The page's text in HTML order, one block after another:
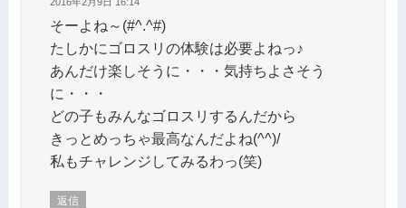
そーよね～(#^.^#)
たしかにゴロスリの体験は必要よねっ♪
あんだけ楽しそうに・・・気持ちよさそう
に・・・
どの子もみんなゴロスリするんだから
きっとめっちゃ最高なんだよね(^^)/
私もチャレンジしてみるわっ(笑)
返信